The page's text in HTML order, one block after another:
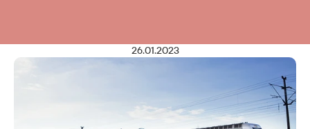
26.01.2023